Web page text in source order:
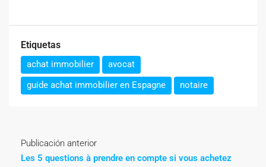
Etiquetas
achat immobilier
avocat
guide achat immobilier en Espagne
notaire
Publicación anterior
Les 5 questions à prendre en compte si vous achetez